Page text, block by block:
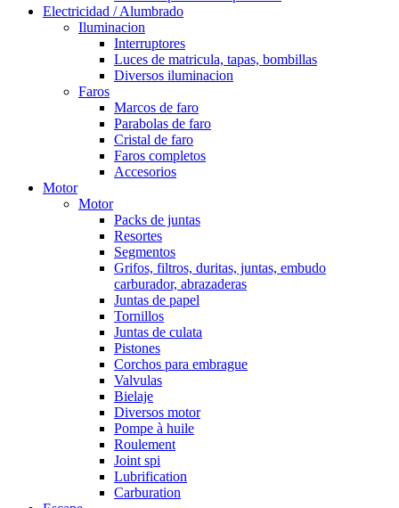
Electricidad / Alumbrado
Iluminacion
Interruptores
Luces de matricula, tapas, bombillas
Diversos iluminacion
Faros
Marcos de faro
Parabolas de faro
Cristal de faro
Faros completos
Accesorios
Motor
Motor
Packs de juntas
Resortes
Segmentos
Grifos, filtros, duritas, juntas, embudo
carburador, abrazaderas
Juntas de papel
Tornillos
Juntas de culata
Pistones
Corchos para embrague
Valvulas
Bielaje
Diversos motor
Pompe à huile
Roulement
Joint spi
Lubrification
Carburation